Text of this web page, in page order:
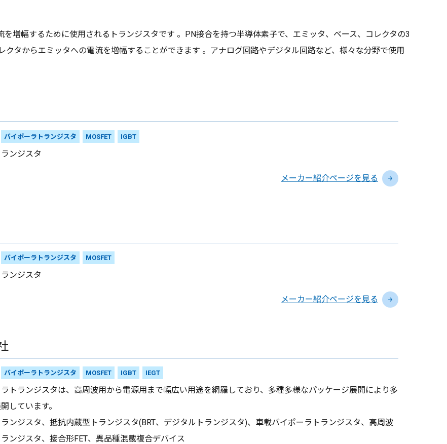
増幅するために使用されるトランジスタです 。PN接合を持つ半導体素子で、エミッタ、ベース、コレクタの3
クタからエミッタへの電流を増幅することができます 。アナログ回路やデジタル回路など、様々な分野で使用
バイポーラトランジスタ MOSFET IGBT
ンジスタ
メーカー紹介ページを見る
バイポーラトランジスタ MOSFET
ンジスタ
メーカー紹介ページを見る
バイポーラトランジスタ MOSFET IGBT IEGT
トランジスタは、高周波用から電源用まで幅広い用途を網羅しており、多種多様なパッケージ展開により多
しています。
ンジスタ、抵抗内蔵型トランジスタ(BRT、デジタルトランジスタ)、車載バイポーラトランジスタ、高周波
ンジスタ、接合形FET、異品種混載複合デバイス